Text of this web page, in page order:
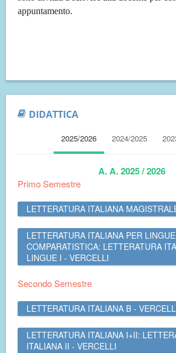
appuntamento.
DIDATTICA
2025/2026 2024/2025
A. A. 2025 / 2026
Primo Semestre
LETTERATURA ITALIANA
LETTERATURA ITALIANA PER
COMPARATISTICA: LETTERATURA
LINGUE I - VERCELLI
Secondo Semestre
LETTERATURA ITALIANA B -
LETTERATURA ITALIANA I+II:
ITALIANA II - VERCELLI